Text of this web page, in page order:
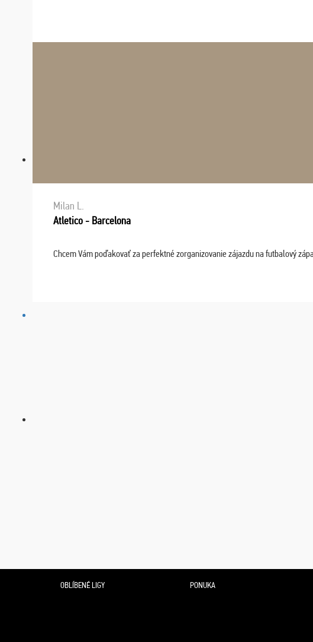
Milan L.
Atletico - Barcelona
Chcem Vám poďakovať za perfektné zorganizovanie zájazdu na futbalový
OBLÍBENÉ LIGY PONUKA